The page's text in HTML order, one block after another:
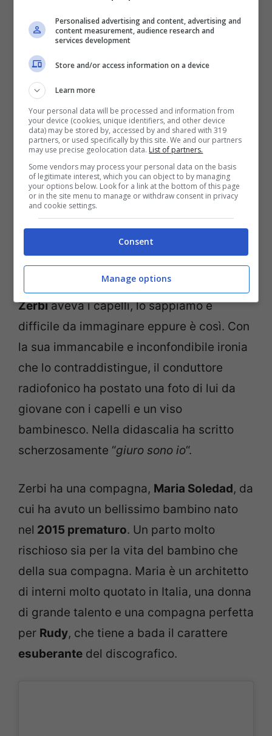
Il discografico è diventatofamoso per la
sua iconica testa calva, tanti gli scherzi e
gli sfottò che ha subito anche in
televisione. Ma non è sempre stato così.
C’è stato un periodo in cui anche
Zerbiaveva i capelli, lo sappiamo è
difficile da immaginare eppure è così. Con
la sua immancabile e inconfondibile ironia
che lo contraddistingue, il conduttore
radiofonico ha postato una foto di lui da
giovane con i capelli e un viso
bambinesco. Nella didascalia ha scritto
scherzosamente “giuro sono io“.
Zerbi ha una compagna, Maria Soledad, da
cui ha avuto un bellissimo bambino nato
nel 2015 prematuro. Un parto molto
rischioso sia per la vita del bambino che
della sua compagna. Maria è un architetto
di interni molto quotato in Italia, una donna
di grande talento e una compagna perfetta
per Rudy, che tiene a bada il carattere
esuberante del discografico.
Personalised advertising and content, advertising and
content measurement, audience research and
services development
Store and/or access information on a device
Learn more
Your personal data will be processed and information from
your device (cookies, unique identifiers, and other device
data) may be stored by, accessed by and shared with 319
partners, or used specifically by this site. We and our partners
may use precise geolocation data. List of partners.
Some vendors may process your personal data on the basis
of legitimate interest, which you can object to by managing
your options below. Look for a link at the bottom of this page
or in the site menu to manage or withdraw consent in privacy
and cookie settings.
Consent
Manage options